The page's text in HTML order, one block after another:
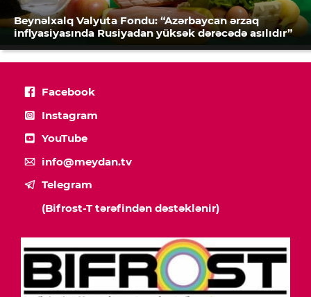
Beynəlxalq Valyuta Fondu: “Azərbaycan ərzaq
inflyasiyasında Rusiyadan yüksək dərəcədə asılıdır”
Facebook
Instagram
YouTube
info@meydan.tv
Telegram
(Bifrost-T tərəfindən dəstəklənir)